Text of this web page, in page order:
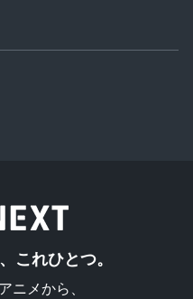
これひとつ。
ニメから、